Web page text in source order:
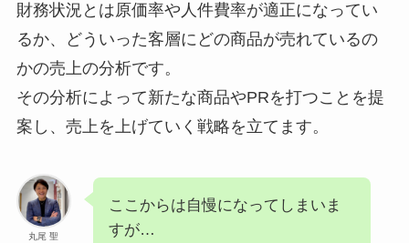
財務状況とは原価率や人件費率が適正になってい
るか、どういった客層にどの商品が売れているの
かの売上の分析です。
その分析によって新たな商品やPRを打つことを提
案し、売上を上げていく戦略を立てます。
丸尾 聖
ここからは自慢になってしまいま
すが…